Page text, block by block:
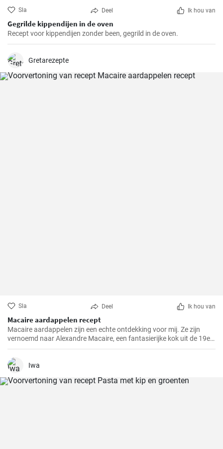
Sla Deel Ik hou van
Gegrilde kippendijen in de oven
Recept voor kippendijen zonder been, gegrild in de oven.
Gretarezepte
Sla Deel Ik hou van
Macaire aardappelen recept
Macaire aardappelen zijn een echte ontdekking voor mij. Ze zijn
vernoemd naar Alexandre Macaire, een fantasierijke kok uit de 19e
eeuw. Dit heerlijke aardappelgerecht is eigenlijk heel eenvoudig en er
zijn maar een paar ingrediënten voor nodig. Het is mijn favoriete
gerecht om in het weekend met mijn gezin te koken, wanneer we
genieten. Met een beetje oefening heb je in een mum van tijd een
Iwa